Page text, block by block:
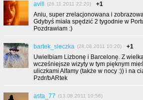
avill (26.11.2011 22:20)
+1
Aniu, super zrelacjonowana i
Gdybyś miała spędzić 2 tygodnie w
Pozdrawiam :)
bartek_sleczka (28.08.2011 10:20)
+1
Uwielbiam Lizbonę i Barcelonę. Z
wcześniejsze wizyty w tym pięknym
uliczkami Alfamy (także w nocy :)) i na
Pzdr/bARtek
asta_77 (13.08.2011 10:56)